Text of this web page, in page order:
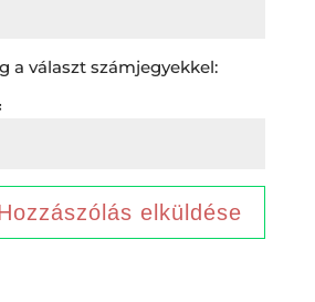
a választ számjegyekkel: